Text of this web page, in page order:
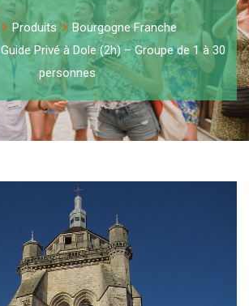
Produits
Bourgogne Franche
Guide Privé à Dole (2h) – Groupe de 1 à 30
personnes